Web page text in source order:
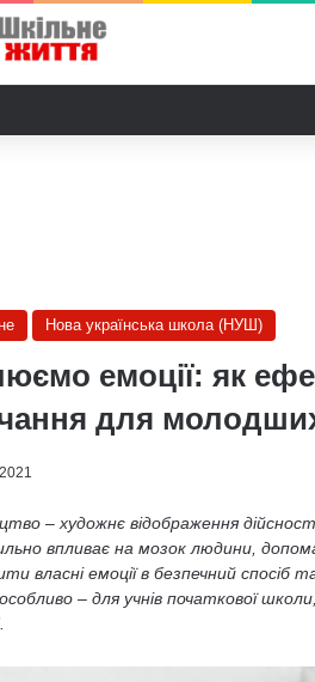
Нова українська школа (НУШ)
емоції: як
для
– художнє відображення
впливає на мозок людини,
власні емоції в безпечний
– для учнів початкової